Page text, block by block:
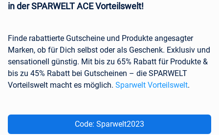
in der SPARWELT ACE Vorteilswelt!
Finde rabattierte Gutscheine und Produkte angesagter
Marken, ob für Dich selbst oder als Geschenk. Exklusiv und
sensationell günstig. Mit bis zu 65% Rabatt für Produkte &
bis zu 45% Rabatt bei Gutscheinen – die SPARWELT
Vorteilswelt macht es möglich. Sparwelt Vorteilswelt.
Code: Sparwelt2023